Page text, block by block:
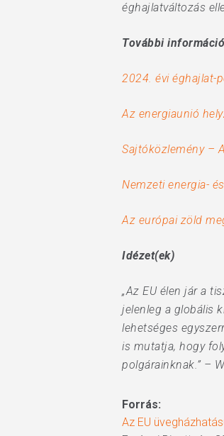
éghajlatváltozás
További információ
2024. évi éghajlat-
Az energiaunió
Sajtóközlemény –
Nemzeti energia-
Az európai zöld
Idézet(ek)
„Az EU élen jár a
jelenleg a globális
lehetséges
is mutatja, hogy
polgárainknak.” –
Forrás:
Az EU